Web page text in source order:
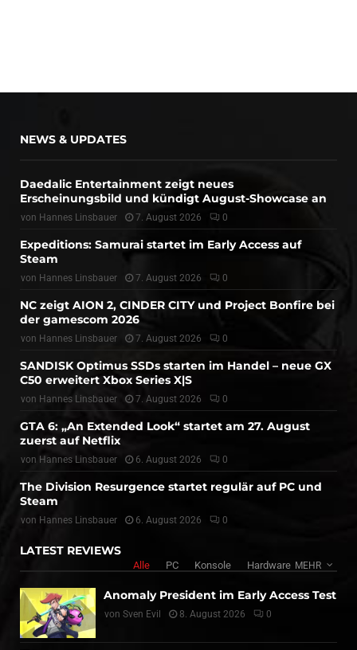
NEWS & UPDATES
Daedalic Entertainment zeigt neues
Erscheinungsbild und kündigt August-Showcase an
von Hannes Linsbauer 7. August 2026 0
Expeditions: Samurai startet im Early Access auf
Steam
von Hannes Linsbauer 7. August 2026 0
NC zeigt AION 2, CINDER CITY und Project Bonfire bei
der gamescom 2026
von Hannes Linsbauer 7. August 2026 0
SANDISK Optimus SSDs starten im Handel – neue GX
C50 erweitert Xbox Series X|S
von Hannes Linsbauer 7. August 2026 0
GTA 6: „An Extended Look“ startet am 27. August
zuerst auf Netflix
von Hannes Linsbauer 6. August 2026 0
The Division Resurgence startet regulär auf PC und
Steam
von Hannes Linsbauer 6. August 2026 0
LATEST REVIEWS
Alle PC Konsole Hardware MEHR
Anomaly President im Early Access Test
von Sven Evil 8. August 2026 0